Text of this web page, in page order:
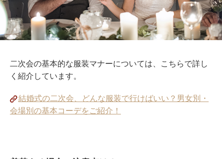
二次会の基本的な服装マナーについては、こちらで詳し
く紹介しています。
結婚式の二次会、どんな服装で行けばいい？男女別・
会場別の基本コーデをご紹介！